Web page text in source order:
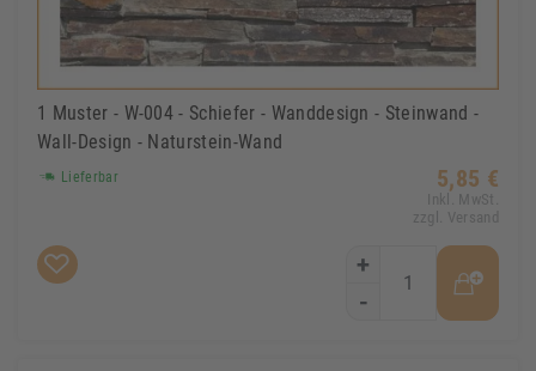
1 Muster - W-004 - Schiefer - Wanddesign - Steinwand -
Wall-Design - Naturstein-Wand
Lieferbar 5,85 €
Inkl. MwSt.
zzgl. Versand
+
-